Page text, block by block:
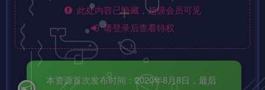
此处内容已隐藏，超级会员可见
请登录后查看特权
本资源首次发布时间：2020年8月8日，最后